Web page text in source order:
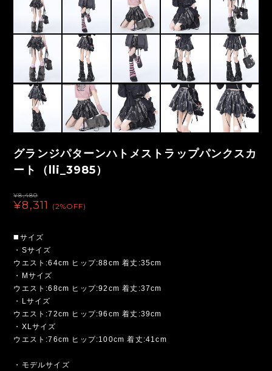
グランジパターンハトメストラップパンクスカ
ート（lli_3985）
¥8,480
¥8,311 (2%OFF)
◼️サイズ
・Sサイズ
ウエスト:64cm ヒップ:88cm 着丈:35cm
・Mサイズ
ウエスト:68cm ヒップ:92cm 着丈:37cm
・Lサイズ
ウエスト:72cm ヒップ:96cm 着丈:39cm
・XLサイズ
ウエスト:76cm ヒップ:100cm 着丈:41cm
・モデルサイズ